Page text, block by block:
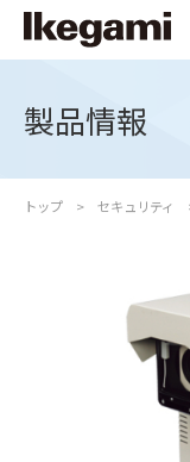
製品情報
トップ セキュリティ